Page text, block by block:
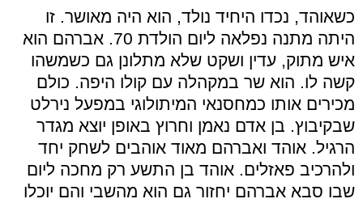
כשאוהד, נכדו היחיד נולד, הוא היה מאושר. זו
היתה מתנה נפלאה ליום הולדת 70. אברהם הוא
איש מתוק, עדין ושקט שלא מתלונן גם כשמשהו
קשה לו. הוא שר במקהלה עם קולו היפה. כולם
מכירים אותו כמחסנאי המיתולוגי במפעל נירלט
שבקיבוץ. בן אדם נאמן וחרוץ באופן יוצא מגדר
הרגיל. אוהד ואברהם מאוד אוהבים לשחק יחד
ולהרכיב פאזלים. אוהד בן התשע רק מחכה ליום
שבו סבא אברהם יחזור גם הוא מהשבי והם יוכלו